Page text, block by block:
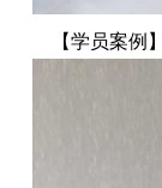
【学员案例】